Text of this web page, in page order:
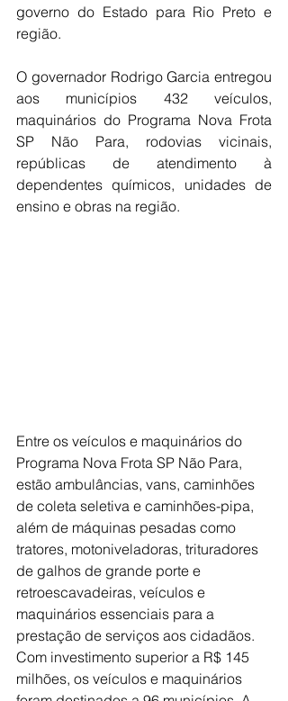
governo do Estado para Rio Preto e
região.
O governador Rodrigo Garcia entregou
aos municípios 432 veículos,
maquinários do Programa Nova Frota
SP Não Para, rodovias vicinais,
repúblicas de atendimento à
dependentes químicos, unidades de
ensino e obras na região.
Entre os veículos e maquinários do
Programa Nova Frota SP Não Para,
estão ambulâncias, vans, caminhões
de coleta seletiva e caminhões-pipa,
além de máquinas pesadas como
tratores, motoniveladoras, trituradores
de galhos de grande porte e
retroescavadeiras, veículos e
maquinários essenciais para a
prestação de serviços aos cidadãos.
Com investimento superior a R$ 145
milhões, os veículos e maquinários